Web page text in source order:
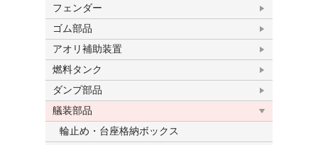
フェンダー
ゴム部品
アオリ補助装置
燃料タンク
ダンプ部品
艤装部品
輪止め・台座格納ボックス